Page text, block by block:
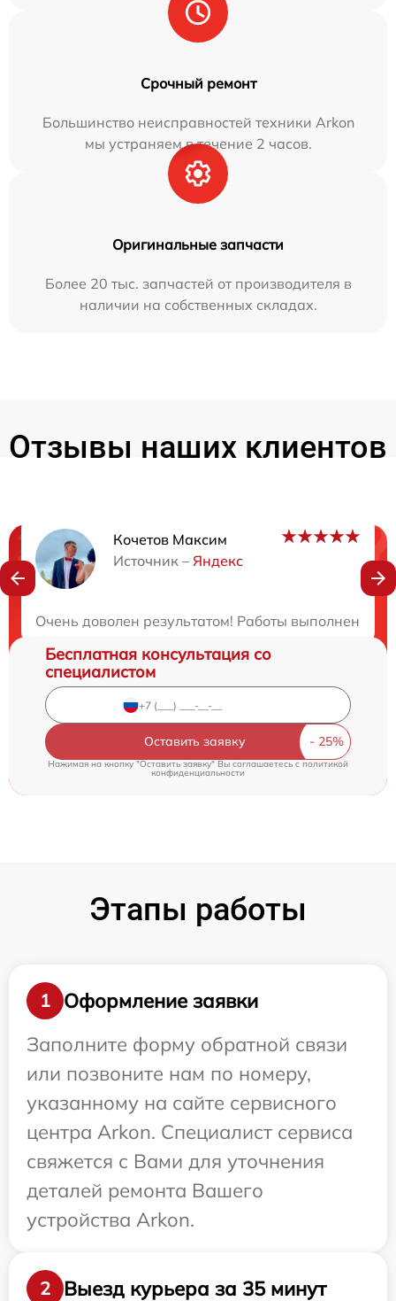
Срочный ремонт
Большинство неисправностей техники Arkon
мы устраняем в течение 2 часов.
Оригинальные запчасти
Более 20 тыс. запчастей от производителя в
наличии на собственных складах.
Отзывы наших клиентов
Кочетов Максим
Источник – Яндекс
Очень доволен результатом! Работы выполнены
Нужна консультация?
Бесплатная консультация со
специалистом
Оставить заявку
Нажимая на кнопку "Оставить заявку" Вы соглашаетесь c политикой
конфиденциальности
Этапы работы
1
Оформление заявки
Заполните форму обратной связи
или позвоните нам по номеру,
указанному на сайте сервисного
центра Arkon. Специалист сервиса
свяжется с Вами для уточнения
деталей ремонта Вашего
устройства Arkon.
2 Выезд курьера за 35 минут